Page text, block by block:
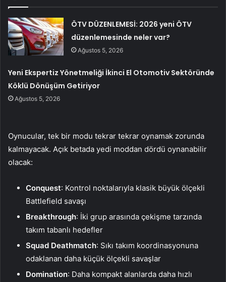
ÖTV DÜZENLEMESİ: 2026 yeni ÖTV
düzenlemesinde neler var?
Ağustos 5, 2026
Yeni Ekspertiz Yönetmeliği İkinci El Otomotiv Sektöründe
Köklü Dönüşüm Getiriyor
Ağustos 5, 2026
Oynucular, tek bir modu tekrar tekrar oynamak zorunda
kalmayacak. Açık betada yedi moddan dördü oynanabilir
olacak:
Conquest: Kontrol noktalarıyla klasik büyük ölçekli
Battlefield savaşı
Breakthrough: İki grup arasında çekişme tarzında
takım tabanlı hedefler
Squad Deathmatch: Sıkı takım koordinasyonuna
odaklanan daha küçük ölçekli savaşlar
Domination: Daha kompakt alanlarda daha hızlı